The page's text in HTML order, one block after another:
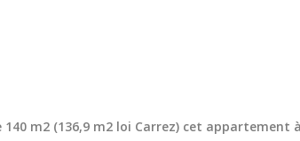
140 m2 (136,9 m2 loi Carrez) cet